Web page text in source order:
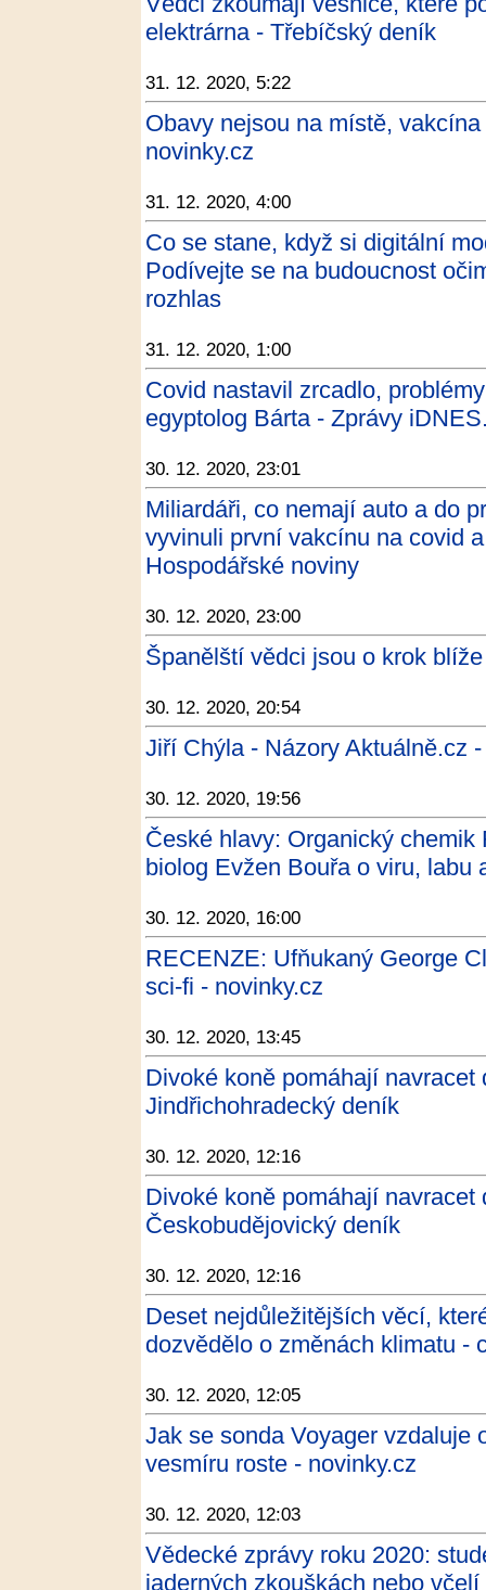
elektrárna - Třebíčský deník
31. 12. 2020, 5:22
Obavy nejsou na místě,
novinky.cz
31. 12. 2020, 4:00
Co se stane, když si digitální
Podívejte se na budoucnost
rozhlas
31. 12. 2020, 1:00
Covid nastavil zrcadlo,
egyptolog Bárta - Zprávy
30. 12. 2020, 23:01
Miliardáři, co nemají auto a do
vyvinuli první vakcínu na covid
Hospodářské noviny
30. 12. 2020, 23:00
Španělští vědci jsou o krok
30. 12. 2020, 20:54
Jiří Chýla - Názory Aktuálně.cz
30. 12. 2020, 19:56
České hlavy: Organický
biolog Evžen Bouřa o viru, labu
30. 12. 2020, 16:00
RECENZE: Ufňukaný George
sci-fi - novinky.cz
30. 12. 2020, 13:45
Divoké koně pomáhají
Jindřichohradecký deník
30. 12. 2020, 12:16
Divoké koně pomáhají
Českobudějovický deník
30. 12. 2020, 12:16
Deset nejdůležitějších věcí,
dozvědělo o změnách klimatu -
30. 12. 2020, 12:05
Jak se sonda Voyager vzdaluje
vesmíru roste - novinky.cz
30. 12. 2020, 12:03
Vědecké zprávy roku 2020:
jaderných zkouškách nebo